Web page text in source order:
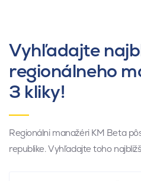
Vyhľadajte
regionálneho
3 kliky!
Regionálni manažéri KM Beta
republike. Vyhľadajte toho